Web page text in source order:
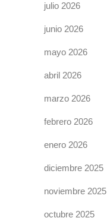
julio 2026
junio 2026
mayo 2026
abril 2026
marzo 2026
febrero 2026
enero 2026
diciembre 2025
noviembre 2025
octubre 2025